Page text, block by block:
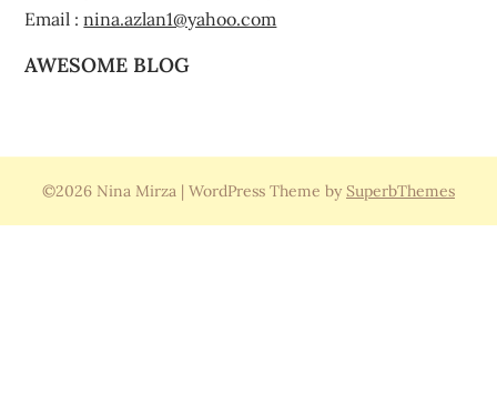
Email :nina.azlan1@yahoo.com
AWESOME BLOG
©2026 Nina Mirza | WordPress Theme by SuperbThemes